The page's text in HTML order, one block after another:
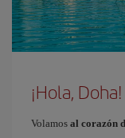
¡Hola, Doha!
Volamos al corazón